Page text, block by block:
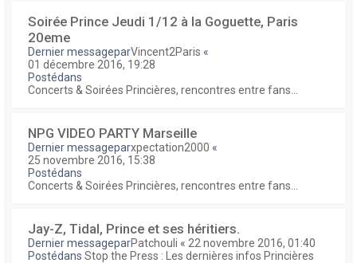
Soirée Prince Jeudi 1/12 à la Goguette, Paris
20eme
Dernier messageparVincent2Paris «
01 décembre 2016, 19:28
Postédans
Concerts & Soirées Princières, rencontres entre fans...
NPG VIDEO PARTY Marseille
Dernier messageparxpectation2000 «
25 novembre 2016, 15:38
Postédans
Concerts & Soirées Princières, rencontres entre fans...
Jay-Z, Tidal, Prince et ses héritiers.
Dernier messageparPatchouli « 22 novembre 2016, 01:40
Postédans Stop the Press : Les dernières infos Princières